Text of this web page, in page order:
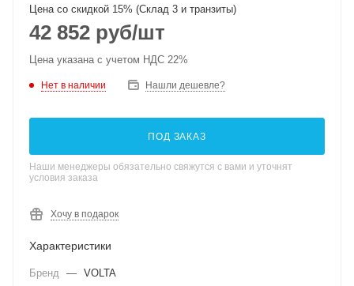
Цена со скидкой 15% (Склад 3 и транзиты)
42 852 руб/шт
Цена указана с учетом НДС 22%
Нет в наличии Нашли дешевле?
ПОД ЗАКАЗ
Наши менеджеры обязательно свяжутся с вами и уточнят
условия заказа
Хочу в подарок
Характеристики
Бренд — VOLTA